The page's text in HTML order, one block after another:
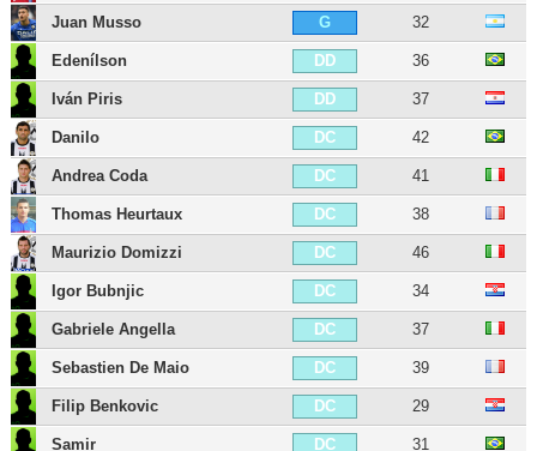
Juan Musso G 32
Edenílson DD 36
Iván Piris DD 37
Danilo DC 42
Andrea Coda DC 41
Thomas Heurtaux DC 38
Maurizio Domizzi DC 46
Igor Bubnjic DC 34
Gabriele Angella DC 37
Sebastien De Maio DC 39
Filip Benkovic DC 29
Samir DC 31